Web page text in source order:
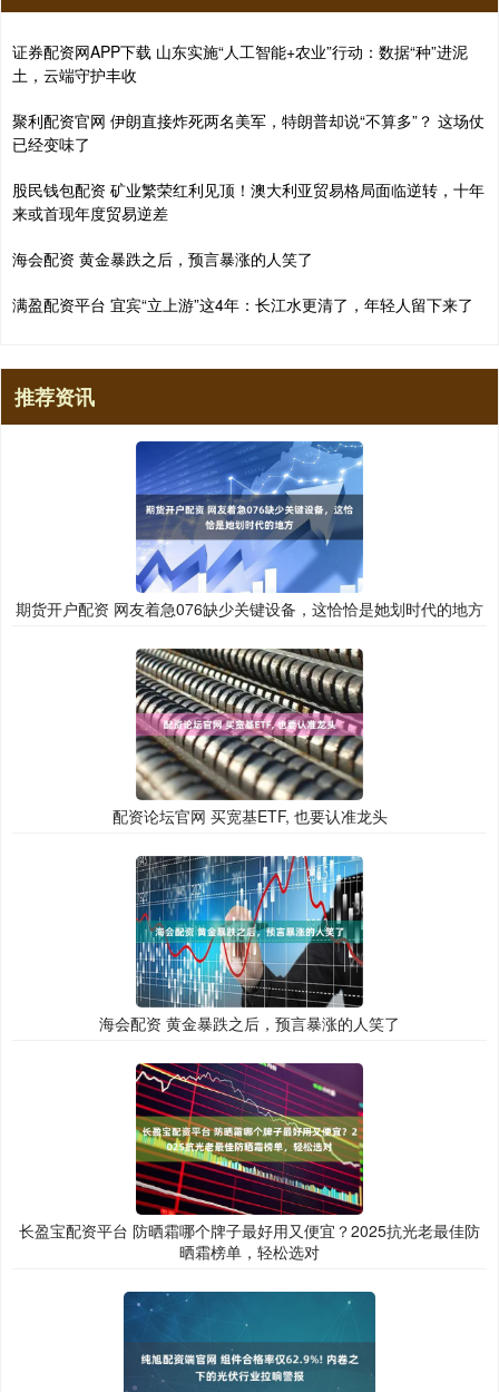
证券配资网APP下载 山东实施“人工智能+农业”行动：数据“种”进泥
土，云端守护丰收
聚利配资官网 伊朗直接炸死两名美军，特朗普却说“不算多”？ 这场仗
已经变味了
股民钱包配资 矿业繁荣红利见顶！澳大利亚贸易格局面临逆转，十年
来或首现年度贸易逆差
海会配资 黄金暴跌之后，预言暴涨的人笑了
满盈配资平台 宜宾“立上游”这4年：长江水更清了，年轻人留下来了
推荐资讯
期货开户配资 网友着急076缺少关键设备，这恰恰是她划时代的地方
配资论坛官网 买宽基ETF, 也要认准龙头
海会配资 黄金暴跌之后，预言暴涨的人笑了
长盈宝配资平台 防晒霜哪个牌子最好用又便宜？2025抗光老最佳防
晒霜榜单，轻松选对